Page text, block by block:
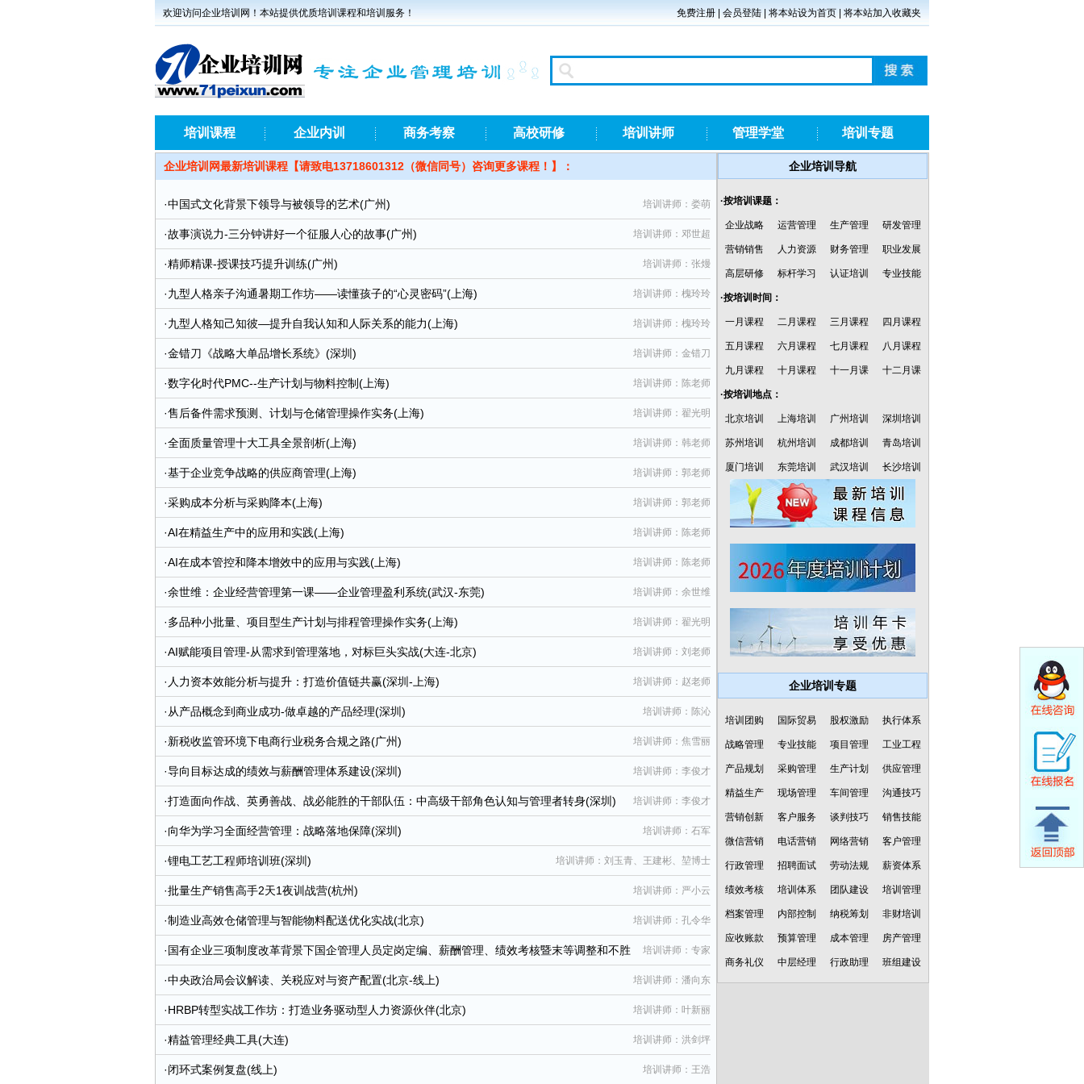
欢迎访问企业培训网！本站提供优质培训课程和培训服务！ 免费注册 会员登陆 将本站设为首页 将本站加入收藏夹
培训课程 企业内训 商务考察 高校研修 培训讲师 管理学堂 培训专题
企业培训网最新培训课程【请致电13718601312（微信同号）咨询更多课程！】：
培训讲师：娄萌
·中国式文化背景下领导与被领导的艺术(广州)
培训讲师：邓世超
·故事演说力-三分钟讲好一个征服人心的故事(广州)
培训讲师：张熳
·精师精课-授课技巧提升训练(广州)
培训讲师：槐玲玲
·九型人格亲子沟通暑期工作坊——读懂孩子的“心灵密码”(上海)
培训讲师：槐玲玲
·九型人格知己知彼—提升自我认知和人际关系的能力(上海)
培训讲师：金错刀
·金错刀《战略大单品增长系统》(深圳)
培训讲师：陈老师
·数字化时代PMC--生产计划与物料控制(上海)
培训讲师：翟光明
·售后备件需求预测、计划与仓储管理操作实务(上海)
培训讲师：韩老师
·全面质量管理十大工具全景剖析(上海)
培训讲师：郭老师
·基于企业竞争战略的供应商管理(上海)
培训讲师：郭老师
·采购成本分析与采购降本(上海)
培训讲师：陈老师
·AI在精益生产中的应用和实践(上海)
培训讲师：陈老师
·AI在成本管控和降本增效中的应用与实践(上海)
培训讲师：余世维
·余世维：企业经营管理第一课——企业管理盈利系统(武汉-东莞)
培训讲师：翟光明
·多品种小批量、项目型生产计划与排程管理操作实务(上海)
培训讲师：刘老师
·AI赋能项目管理-从需求到管理落地，对标巨头实战(大连-北京)
培训讲师：赵老师
· 人力资本效能分析与提升：打造价值链共赢(深圳-上海)
培训讲师：陈沁
· 从产品概念到商业成功-做卓越的产品经理(深圳)
培训讲师：焦雪丽
·新税收监管环境下电商行业税务合规之路(广州)
培训讲师：李俊才
·导向目标达成的绩效与薪酬管理体系建设(深圳)
培训讲师：李俊才
·打造面向作战、英勇善战、战必能胜的干部队伍：中高级干部角色认知与管理者转身(深圳)
培训讲师：石军
·向华为学习全面经营管理：战略落地保障(深圳)
培训讲师：刘玉青、王建彬、堃博士
·锂电工艺工程师培训班(深圳)
培训讲师：严小云
·批量生产销售高手2天1夜训战营(杭州)
培训讲师：孔令华
·制造业高效仓储管理与智能物料配送优化实战(北京)
培训讲师：专家
·国有企业三项制度改革背景下国企管理人员定岗定编、薪酬管理、绩效考核暨末等调整和不胜
任退出制度解析(青岛-昆明-大连-厦门) 培训讲师：潘向东
·中央政治局会议解读、关税应对与资产配置(北京-线上)
培训讲师：叶新丽
·HRBP转型实战工作坊：打造业务驱动型人力资源伙伴(北京)
培训讲师：洪剑坪
·精益管理经典工具(大连)
培训讲师：王浩
·闭环式案例复盘(线上)
企业培训导航
·按培训课题：
企业战略 运营管理 生产管理 研发管理
营销销售 人力资源 财务管理 职业发展
高层研修 标杆学习 认证培训 专业技能
·按培训时间：
一月课程 二月课程 三月课程 四月课程
五月课程 六月课程 七月课程 八月课程
九月课程 十月课程 十一月课 十二月课
·按培训地点：
北京培训 上海培训 广州培训 深圳培训
苏州培训 杭州培训 成都培训 青岛培训
厦门培训 东莞培训 武汉培训 长沙培训
企业培训专题
培训团购 国际贸易 股权激励 执行体系
战略管理 专业技能 项目管理 工业工程
产品规划 采购管理 生产计划 供应管理
精益生产 现场管理 车间管理 沟通技巧
营销创新 客户服务 谈判技巧 销售技能
微信营销 电话营销 网络营销 客户管理
行政管理 招聘面试 劳动法规 薪资体系
绩效考核 培训体系 团队建设 培训管理
档案管理 内部控制 纳税筹划 非财培训
应收账款 预算管理 成本管理 房产管理
商务礼仪 中层经理 行政助理 班组建设